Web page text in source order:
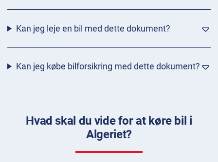
Kan jeg leje en bil med dette dokument?
Kan jeg købe bilforsikring med dette dokument?
Hvad skal du vide for at køre bil i
Algeriet?